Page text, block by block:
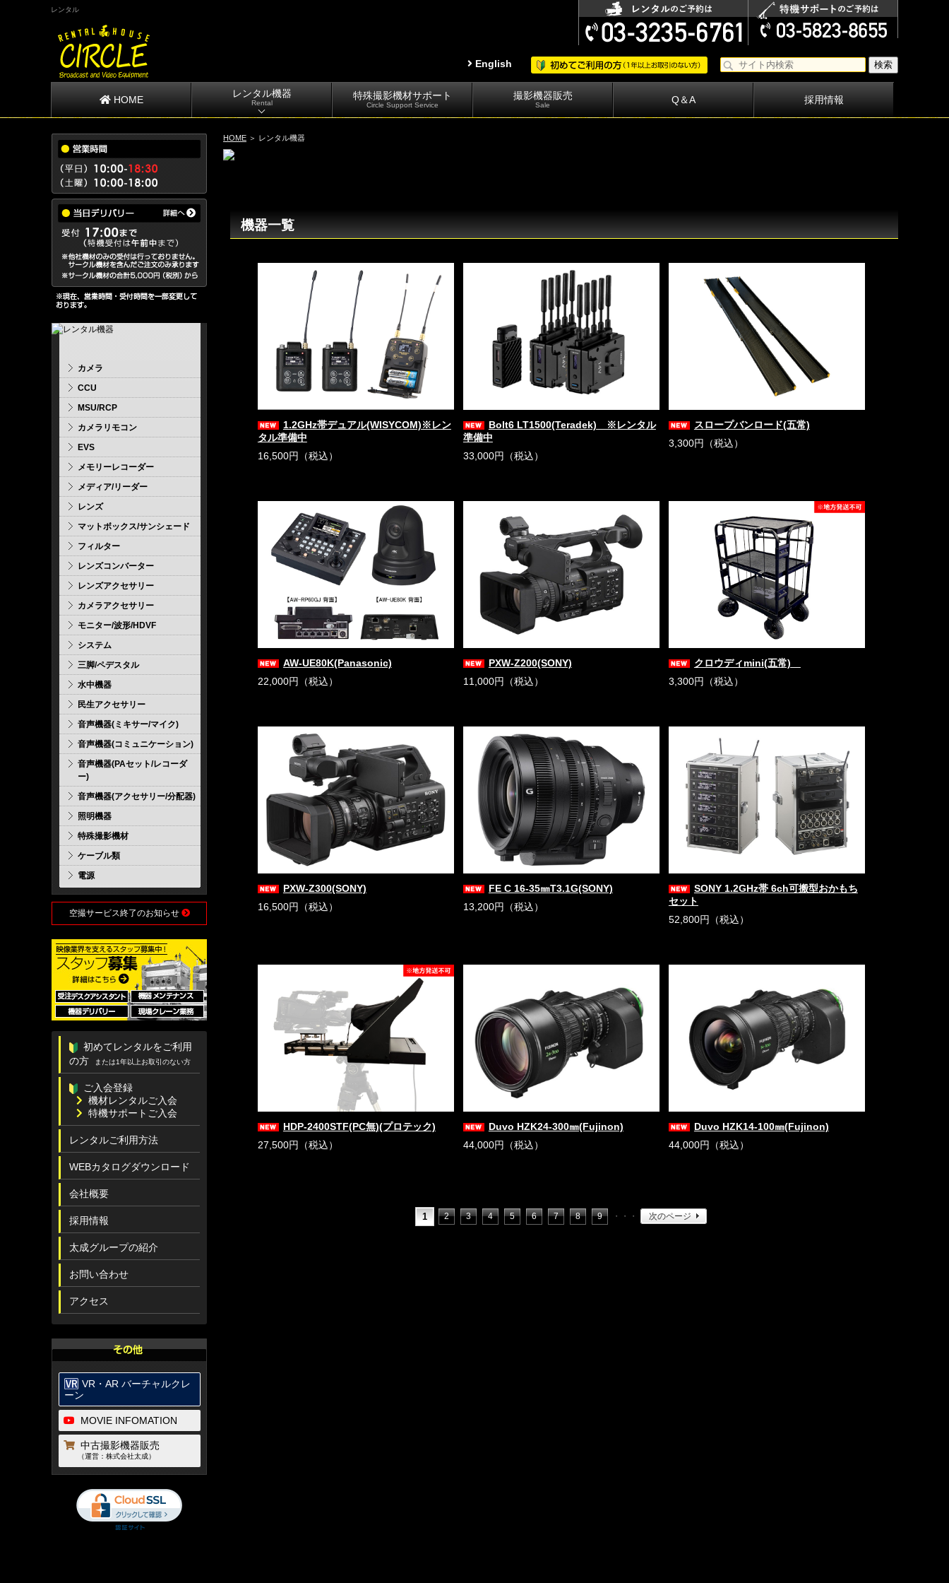
レンタル
English
HOME
レンタル機器
Rental
特殊撮影機材サポート
Circle Support Service
撮影機器販売
Sale Q＆A 採用情報
HOME ＞ レンタル機器
機器一覧
1.2GHz帯デュアル(WISYCOM)※レン
タル準備中
16,500円（税込）
Bolt6 LT1500(Teradek) ※レンタル
準備中
33,000円（税込）
スロープバンロード(五常)
3,300円（税込）
AW-UE80K(Panasonic)
22,000円（税込）
PXW-Z200(SONY)
11,000円（税込）
クロウディmini(五常)
3,300円（税込）
PXW-Z300(SONY)
16,500円（税込）
FE C 16-35㎜T3.1G(SONY)
13,200円（税込）
SONY 1.2GHz帯 6ch可搬型おかもち
セット
52,800円（税込）
HDP-2400STF(PC無)(プロテック)
27,500円（税込）
Duvo HZK24-300㎜(Fujinon)
44,000円（税込）
Duvo HZK14-100㎜(Fujinon)
44,000円（税込）
1 2 3 4 5 6 7 8 9 ・・・ 次のページ
カメラ
CCU
MSU/RCP
カメラリモコン
EVS
メモリーレコーダー
メディア/リーダー
レンズ
マットボックス/サンシェード
フィルター
レンズコンバーター
レンズアクセサリー
カメラアクセサリー
モニター/波形/HDVF
システム
三脚/ペデスタル
水中機器
民生アクセサリー
音声機器(ミキサー/マイク)
音声機器(コミュニケーション)
音声機器(PAセット/レコーダ
ー)
音声機器(アクセサリー/分配器)
照明機器
特殊撮影機材
ケーブル類
電源
空撮サービス終了のお知らせ
初めてレンタルをご利用
の方
または1年以上お取引のない方
ご入会登録
機材レンタルご入会
特機サポートご入会
レンタルご利用方法
WEBカタログダウンロード
会社概要
採用情報
太成グループの紹介
お問い合わせ
アクセス
VR・AR バーチャルクレ
ーン
MOVIE INFOMATION
中古撮影機器販売
（運営：株式会社太成）